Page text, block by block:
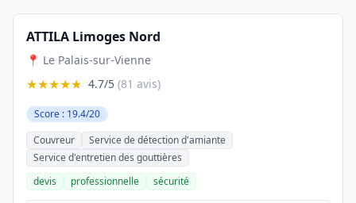
ATTILA Limoges Nord
📍 Le Palais-sur-Vienne
★★★★★ 4.7/5 (81 avis)
Score : 19.4/20
Couvreur
Service de détection d'amiante
Service d'entretien des gouttières
devis
professionnelle sécurité